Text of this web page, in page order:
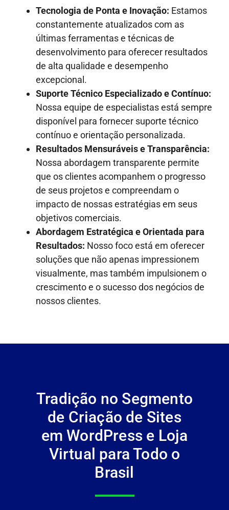
Tecnologia de Ponta e Inovação: Estamos
constantemente atualizados com as
últimas ferramentas e técnicas de
desenvolvimento para oferecer resultados
de alta qualidade e desempenho
excepcional.
Suporte Técnico Especializado e Contínuo:
Nossa equipe de especialistas está sempre
disponível para fornecer suporte técnico
contínuo e orientação personalizada.
Resultados Mensuráveis e Transparência:
Nossa abordagem transparente permite
que os clientes acompanhem o progresso
de seus projetos e compreendam o
impacto de nossas estratégias em seus
objetivos comerciais.
Abordagem Estratégica e Orientada para
Resultados: Nosso foco está em oferecer
soluções que não apenas impressionem
visualmente, mas também impulsionem o
crescimento e o sucesso dos negócios de
nossos clientes.
Tradição no Segmento
de Criação de Sites
em WordPress e Loja
Virtual para Todo o
Brasil